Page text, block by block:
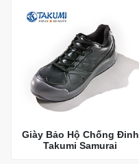
Giày Bảo Hộ Chống Đinh
Takumi Samurai